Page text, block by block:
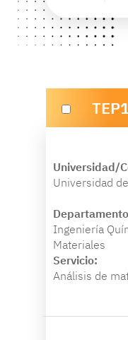
Universidad/
Universidad
Ingeniería
Materiales
Servicio:
Análisis de